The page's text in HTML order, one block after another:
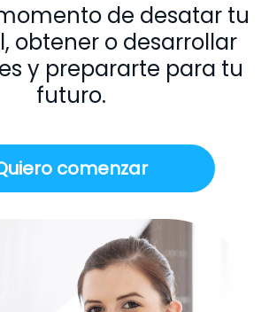
de desatar tu
obtener o desarrollar
y prepararte para tu
futuro.
comenzar